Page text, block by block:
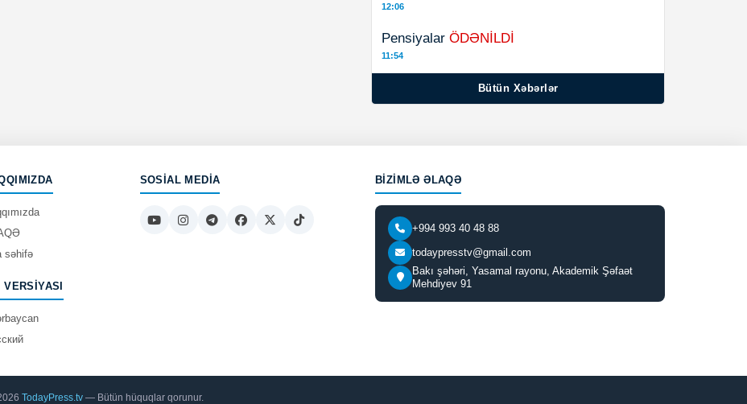
12:06
Pensiyalar ÖDƏNİLDİ
11:54
Bütün Xəbərlər
səhifə
VERSIYASI
SOSIAL MEDIA BIZIMLƏ ƏLAQƏ
+994 993 40 48 88
todaypresstv@gmail.com
Bakı şəhəri, Yasamal rayonu, Akademik Şəfaət
Mehdiyev 91
TodayPress.tv — Bütün hüquqlar qorunur.